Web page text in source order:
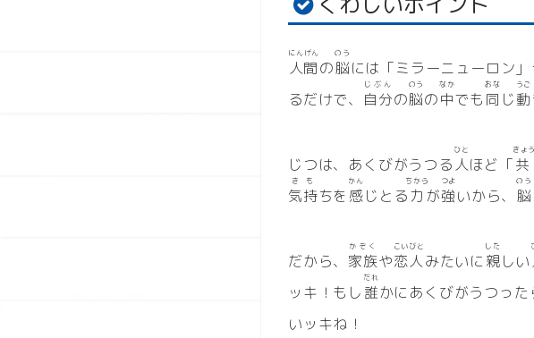
人間
にんげん
の脳
のう
には「ミラーニューロン
るだけで、 自分
じぶん
の脳
のう
の中
なか
でも 同
おな
じ動
うご
じつは、あくびがうつる 人
ひと
ほど「
きょ
気持
きも
ちを 感
かん
じとる力
ちから
が強
つよ
いから、 脳
のう
だから、 家族
かぞく
や恋人
こいびと
みたいに 親
した
しい
ッキ！もし 誰
だれ
かにあくびがうつった
いッキね！